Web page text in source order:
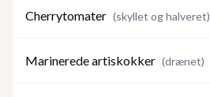
Cherrytomater (skyllet og halveret)
Marinerede artiskokker (drænet)